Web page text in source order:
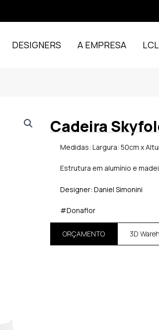
DESIGNERS A EMPRESA
Cadeira
Medidas: Largura: 50cm x
Estrutura em alumínio e
Designer: Daniel Simonini
#Donaflor
ORÇAMENTO 3D